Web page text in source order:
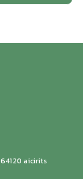
aicirits